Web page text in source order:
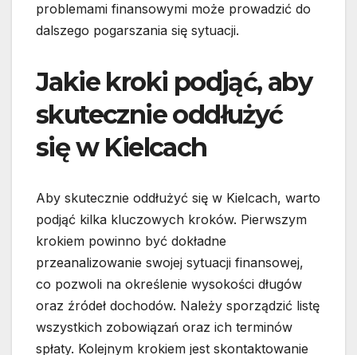
problemami finansowymi może prowadzić do
dalszego pogarszania się sytuacji.
Jakie kroki podjąć, aby
skutecznie oddłużyć
się w Kielcach
Aby skutecznie oddłużyć się w Kielcach, warto
podjąć kilka kluczowych kroków. Pierwszym
krokiem powinno być dokładne
przeanalizowanie swojej sytuacji finansowej,
co pozwoli na określenie wysokości długów
oraz źródeł dochodów. Należy sporządzić listę
wszystkich zobowiązań oraz ich terminów
spłaty. Kolejnym krokiem jest skontaktowanie